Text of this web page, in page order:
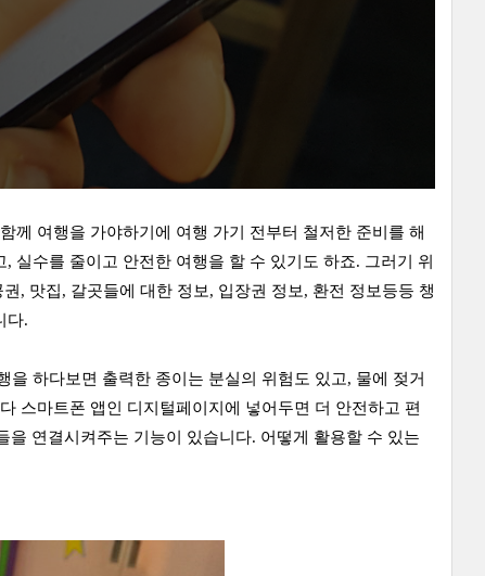
께 여행을 가야하기에 여행 가기 전부터 철저한 준비를 해
실수를 줄이고 안전한 여행을 할 수 있기도 하죠. 그러기 위
, 맛집, 갈곳들에 대한 정보, 입장권 정보, 환전 정보등등 챙
다.
하다보면 출력한 종이는 분실의 위험도 있고, 물에 젖거
스마트폰 앱인 디지털페이지에 넣어두면 더 안전하고 편
연결시켜주는 기능이 있습니다. 어떻게 활용할 수 있는